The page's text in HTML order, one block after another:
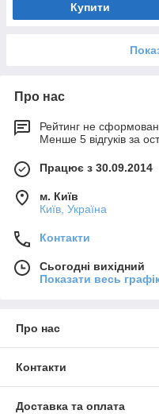
Купити
Про нас
Рейтинг не
Менше 5 відгуків за
Працює з 30.09.2014
м. Київ
Київ, Україна
Контакти
Сьогодні вихідний
Показати весь
Про нас
Контакти
Доставка та оплата